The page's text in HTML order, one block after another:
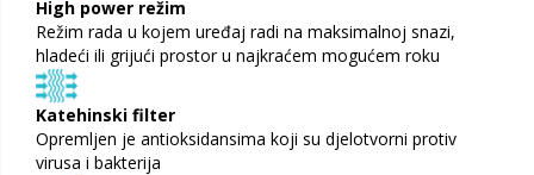
High power režim
Režim rada u kojem uređaj radi na maksimalnoj snazi,
hladeći ili grijući prostor u najkraćem mogućem roku
Katehinski filter
Opremljen je antioksidansima koji su djelotvorni protiv
virusa i bakterija